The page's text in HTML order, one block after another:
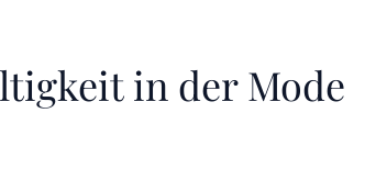
in der Mode